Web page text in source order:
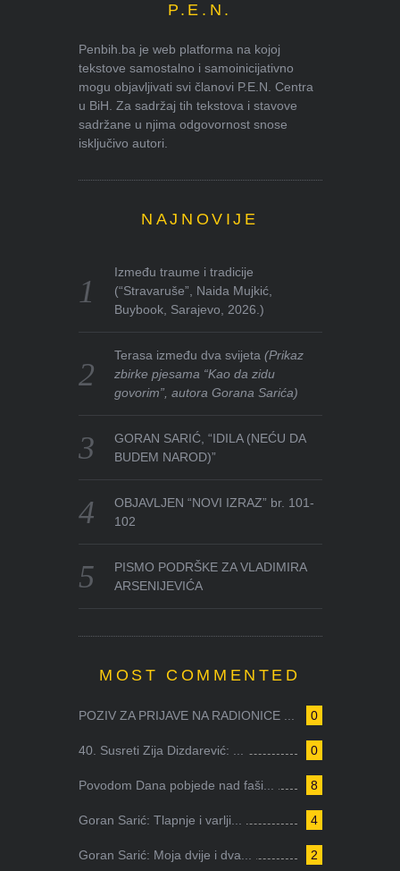
P.E.N.
Penbih.ba je web platforma na kojoj
tekstove samostalno i samoinicijativno
mogu objavljivati svi članovi P.E.N. Centra
u BiH. Za sadržaj tih tekstova i stavove
sadržane u njima odgovornost snose
isključivo autori.
NAJNOVIJE
Između traume i tradicije
(“Stravaruše”, Naida Mujkić,
Buybook, Sarajevo, 2026.)
Terasa između dva svijeta(Prikaz
zbirke pjesama “Kao da zidu
govorim”, autora Gorana Sarića)
GORAN SARIĆ, “IDILA (NEĆU DA
BUDEM NAROD)”
OBJAVLJEN “NOVI IZRAZ” br. 101-
102
PISMO PODRŠKE ZA VLADIMIRA
ARSENIJEVIĆA
MOST COMMENTED
0
POZIV ZA PRIJAVE NA RADIONICE ...
0
40. Susreti Zija Dizdarević: ...
8
Povodom Dana pobjede nad faši...
4
Goran Sarić: Tlapnje i varlji...
2
Goran Sarić: Moja dvije i dva...